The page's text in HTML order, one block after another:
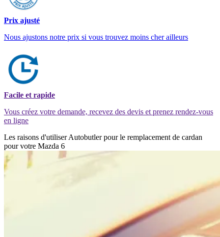
Prix ajusté
Nous ajustons notre prix si vous trouvez moins cher ailleurs
Facile et rapide
Vous créez votre demande, recevez des devis et prenez rendez-vous
en ligne
Les raisons d'utiliser Autobutler pour le remplacement de cardan
pour votre Mazda 6